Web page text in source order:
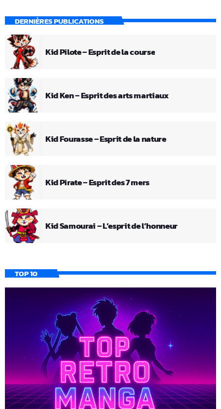
DERNIÈRES PUBLICATIONS
Kid Pilote – Esprit de la course
Kid Ken – Esprit des arts martiaux
Kid Fourasse – Esprit de la nature
Kid Pirate – Esprit des 7 mers
Kid Samourai – L’esprit de l’honneur
TOP 10